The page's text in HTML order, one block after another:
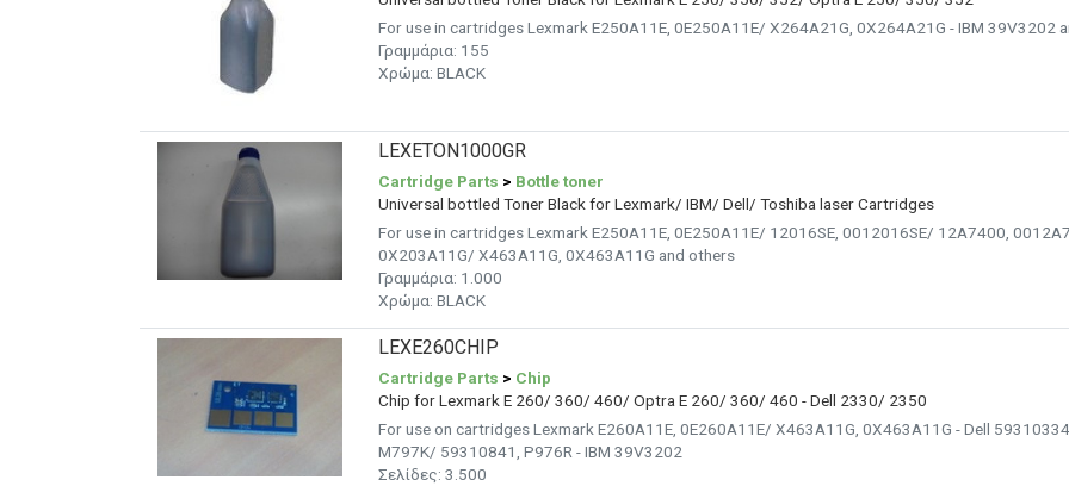
For use in cartridges Lexmark E250A11E, 0E250A11E/ X264A21G, 0X264A21G - IBM 39V3202
Γραμμάρια: 155
Χρώμα: BLACK
LEXETON1000GR
Cartridge Parts > Bottle toner
Universal bottled Toner Black for Lexmark/ IBM/ Dell/ Toshiba laser Cartridges
For use in cartridges Lexmark E250A11E, 0E250A11E/ 12016SE, 0012016SE/ 12A7400,
0X203A11G/ X463A11G, 0X463A11G and others
Γραμμάρια: 1.000
Χρώμα: BLACK
LEXE260CHIP
Cartridge Parts > Chip
Chip for Lexmark E 260/ 360/ 460/ Optra E 260/ 360/ 460 - Dell 2330/ 2350
For use on cartridges Lexmark E260A11E, 0E260A11E/ X463A11G, 0X463A11G - Dell
M797K/ 59310841, P976R - IBM 39V3202
Σελίδες: 3.500